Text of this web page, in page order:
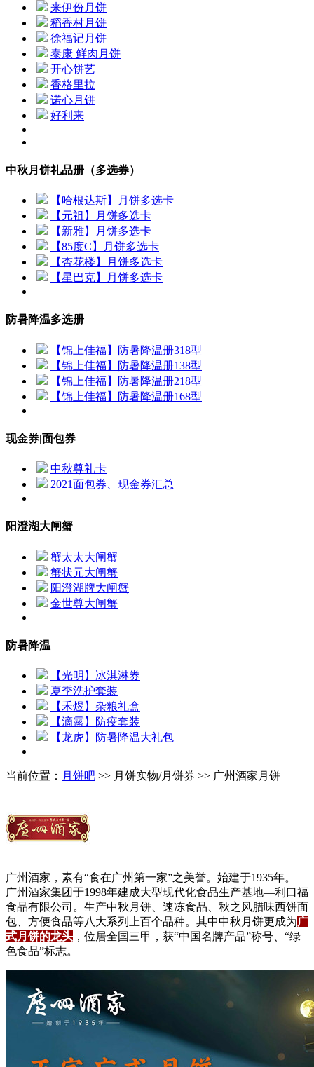
来伊份月饼
稻香村月饼
徐福记月饼
泰康 鲜肉月饼
开心饼艺
香格里拉
诺心月饼
好利来
中秋月饼礼品册（多选券）
【哈根达斯】月饼多选卡
【元祖】月饼多选卡
【新雅】月饼多选卡
【85度C】月饼多选卡
【杏花楼】月饼多选卡
【星巴克】月饼多选卡
防暑降温多选册
【锦上佳福】防暑降温册318型
【锦上佳福】防暑降温册138型
【锦上佳福】防暑降温册218型
【锦上佳福】防暑降温册168型
现金券|面包券
中秋尊礼卡
2021面包券、现金券汇总
阳澄湖大闸蟹
蟹太太大闸蟹
蟹状元大闸蟹
阳澄湖牌大闸蟹
金世尊大闸蟹
防暑降温
【光明】冰淇淋券
夏季洗护套装
【禾煜】杂粮礼盒
【滴露】防疫套装
【龙虎】防暑降温大礼包
当前位置： 月饼吧 >> 月饼实物/月饼券 >> 广州酒家月饼
广州酒家，素有“食在广州第一家”之美誉。始建于1935年。
广州酒家集团于1998年建成大型现代化食品生产基地—利口福
食品有限公司。生产中秋月饼、速冻食品、秋之风腊味西饼面
包、方便食品等八大系列上百个品种。其中中秋月饼更成为广
式月饼的龙头 ，位居全国三甲，获“中国名牌产品”称号、“绿
色食品”标志。